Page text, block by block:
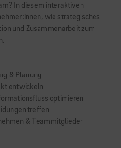
In diesem interaktiven
wie strategisches
und Zusammenarbeit zum
& Planung
entwickeln
optimieren
treffen
& Teammitglieder